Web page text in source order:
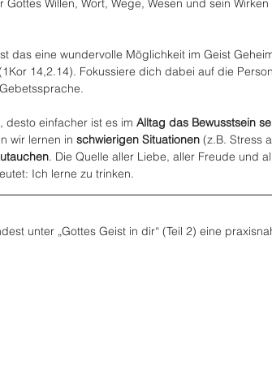
Willen, Wort, Wege, Wesen und sein Wirken
das eine wundervolle Möglichkeit im Geist
14,2.14). Fokussiere dich dabei auf die
desto einfacher ist es im Alltag das Bewusstsein
wir lernen in schwierigen Situationen (z.B. Stress
. Die Quelle aller Liebe, aller Freude und
Ich lerne zu trinken.
unter „Gottes Geist in dir“ (Teil 2) eine